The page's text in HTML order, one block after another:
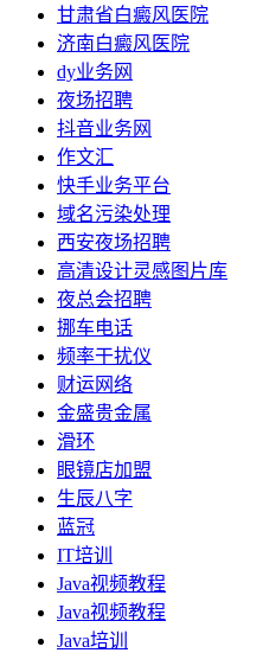
甘肃省白癜风医院
济南白癜风医院
dy业务网
夜场招聘
抖音业务网
作文汇
快手业务平台
域名污染处理
西安夜场招聘
高清设计灵感图片库
夜总会招聘
挪车电话
频率干扰仪
财运网络
金盛贵金属
滑环
眼镜店加盟
生辰八字
蓝冠
IT培训
Java视频教程
Java视频教程
Java培训